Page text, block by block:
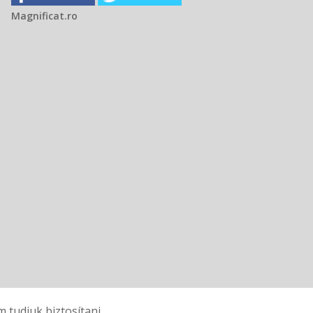
Magnificat.ro